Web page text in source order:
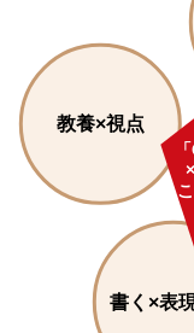
書く×表
教養×視点